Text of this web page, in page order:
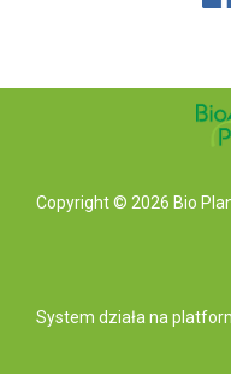
Copyright © 2026 Bio
System działa na